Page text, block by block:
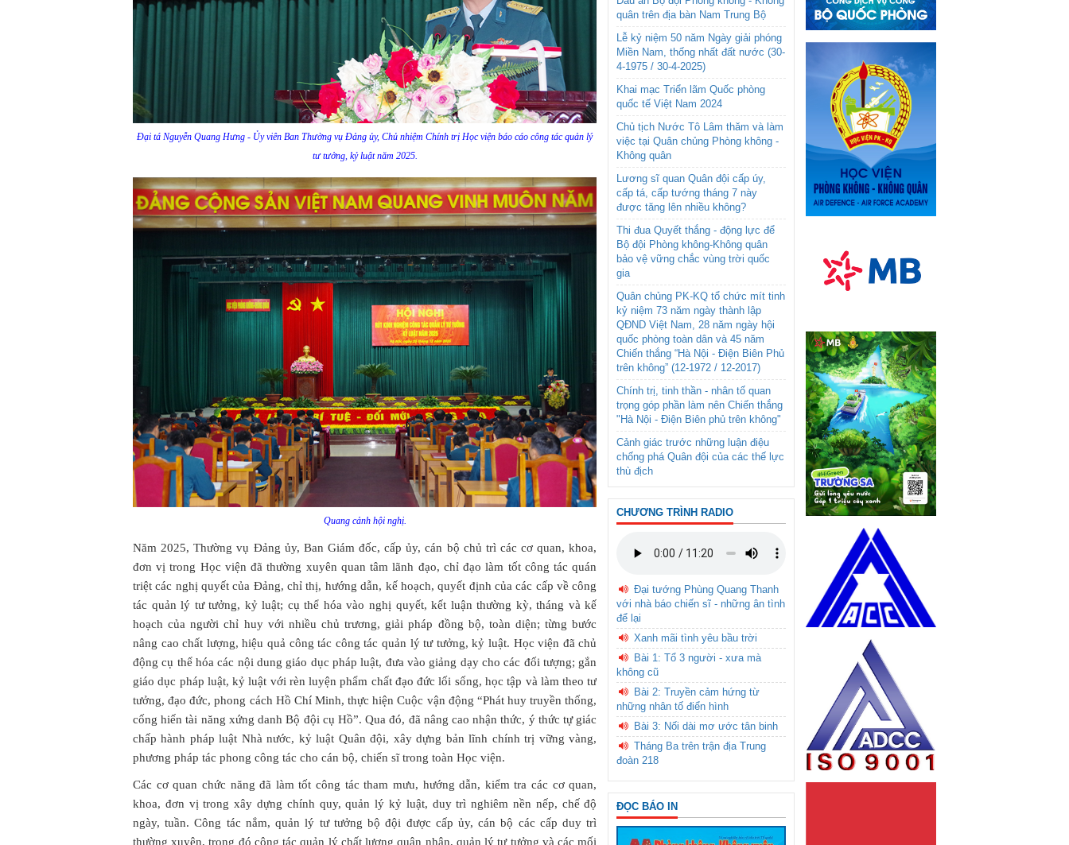
Đại tá Nguyễn Quang Hưng - Ủy viên Ban Thường vụ Đảng ủy, Chủ nhiệm Chính trị Học viện báo cáo công tác quản lý
tư tưởng, kỷ luật năm 2025.
Quang cảnh hội nghị.
Năm 2025, Thường vụ Đảng ủy, Ban Giám đốc, cấp ủy, cán bộ chủ trì các cơ quan, khoa,
đơn vị trong Học viện đã thường xuyên quan tâm lãnh đạo, chỉ đạo làm tốt công tác quán
triệt các nghị quyết của Đảng, chỉ thị, hướng dẫn, kế hoạch, quyết định của các cấp về công
tác quản lý tư tưởng, kỷ luật; cụ thể hóa vào nghị quyết, kết luận thường kỳ, tháng và kế
hoạch của người chỉ huy với nhiều chủ trương, giải pháp đồng bộ, toàn diện; từng bước
nâng cao chất lượng, hiệu quả công tác công tác quản lý tư tưởng, kỷ luật. Học viện đã chủ
động cụ thể hóa các nội dung giáo dục pháp luật, đưa vào giảng dạy cho các đối tượng; gắn
giáo dục pháp luật, kỷ luật với rèn luyện phẩm chất đạo đức lối sống, học tập và làm theo tư
tưởng, đạo đức, phong cách Hồ Chí Minh, thực hiện Cuộc vận động “Phát huy truyền thống,
cống hiến tài năng xứng danh Bộ đội cụ Hồ”. Qua đó, đã nâng cao nhận thức, ý thức tự giác
chấp hành pháp luật Nhà nước, kỷ luật Quân đội, xây dựng bản lĩnh chính trị vững vàng,
phương pháp tác phong công tác cho cán bộ, chiến sĩ trong toàn Học viện.
Các cơ quan chức năng đã làm tốt công tác tham mưu, hướng dẫn, kiểm tra các cơ quan,
khoa, đơn vị trong xây dựng chính quy, quản lý kỷ luật, duy trì nghiêm nền nếp, chế độ
ngày, tuần. Công tác nắm, quản lý tư tưởng bộ đội được cấp ủy, cán bộ các cấp duy trì
thường xuyên, trong đó công tác quản lý chất lượng quân nhân, quản lý tư tưởng và các mối
quân trên địa bàn Nam Trung Bộ
Lễ kỷ niệm 50 năm Ngày giải phóng
Miền Nam, thống nhất đất nước (30-
4-1975 / 30-4-2025)
Khai mạc Triển lãm Quốc phòng
quốc tế Việt Nam 2024
Chủ tịch Nước Tô Lâm thăm và làm
việc tại Quân chủng Phòng không -
Không quân
Lương sĩ quan Quân đội cấp úy,
cấp tá, cấp tướng tháng 7 này
được tăng lên nhiều không?
Thi đua Quyết thắng - động lực để
Bộ đội Phòng không-Không quân
bảo vệ vững chắc vùng trời quốc
gia
Quân chủng PK-KQ tổ chức mít tinh
kỷ niệm 73 năm ngày thành lập
QĐND Việt Nam, 28 năm ngày hội
quốc phòng toàn dân và 45 năm
Chiến thắng “Hà Nội - Điện Biên Phủ
trên không” (12-1972 / 12-2017)
Chính trị, tinh thần - nhân tố quan
trọng góp phần làm nên Chiến thắng
"Hà Nội - Điện Biên phủ trên không"
Cảnh giác trước những luận điệu
chống phá Quân đội của các thế lực
thù địch
CHƯƠNG TRÌNH RADIO
Đại tướng Phùng Quang Thanh
với nhà báo chiến sĩ - những ân tình
để lại
Xanh mãi tình yêu bầu trời
Bài 1: Tổ 3 người - xưa mà
không cũ
Bài 2: Truyền cảm hứng từ
những nhân tố điển hình
Bài 3: Nối dài mơ ước tân binh
Tháng Ba trên trận địa Trung
đoàn 218
ĐỌC BÁO IN